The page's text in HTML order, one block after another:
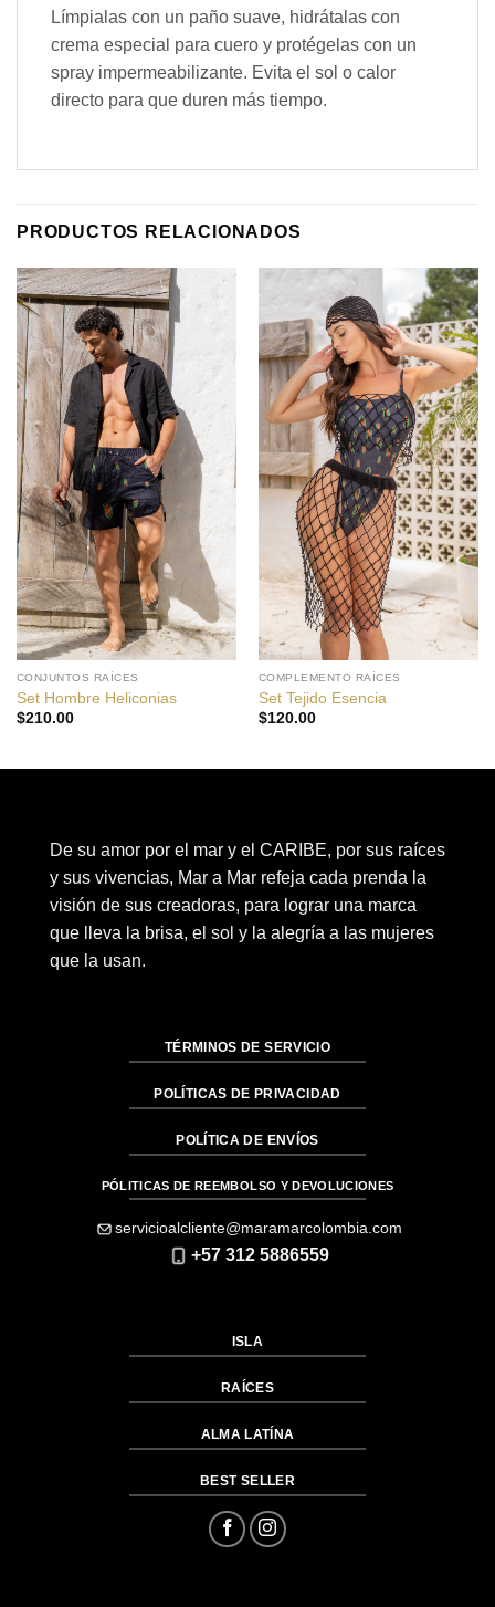
Límpialas con un paño suave, hidrátalas con
crema especial para cuero y protégelas con un
spray impermeabilizante. Evita el sol o calor
directo para que duren más tiempo.
PRODUCTOS RELACIONADOS
CONJUNTOS RAÍCES
Set Hombre Heliconias
$210.00
COMPLEMENTO RAÍCES
Set Tejido Esencia
$120.00
De su amor por el mar y el CARIBE, por sus raíces
y sus vivencias, Mar a Mar refeja cada prenda la
visión de sus creadoras, para lograr una marca
que lleva la brisa, el sol y la alegría a las mujeres
que la usan.
TÉRMINOS DE SERVICIO
POLÍTICAS DE PRIVACIDAD
POLÍTICA DE ENVÍOS
PÓLITICAS DE REEMBOLSO Y DEVOLUCIONES
servicioalcliente@maramarcolombia.com
+57 312 5886559
ISLA
RAÍCES
ALMA LATÍNA
BEST SELLER